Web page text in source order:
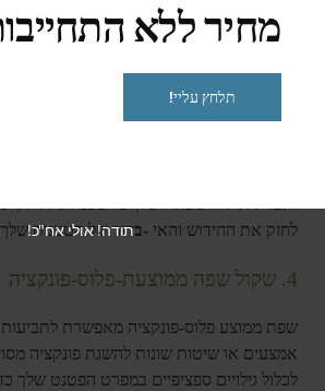
מהמתחרים לעצב סביב התביעות שלך.
ניתוח אמנות קודםהוא שלב קריטי בניסוח
לחזק את החידוש והאי-ברורשל הטענות
4. שקול שפה ממוצעת-פלוס-פונקציה
שפת ממוצע פלוס-פונקציה מאפשרת
אמצעים או שיטות שונות להשגת פונקציה
לכלול גילויים ספציפיים במפרט הפטנט שלך
מחיר ללא
תלחץ עליי!
תודה! אולי אח"כ!